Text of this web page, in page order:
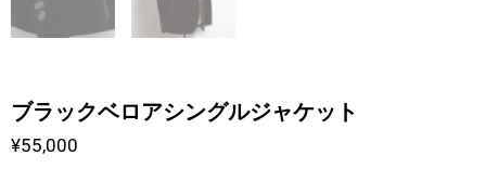
ブラックベロアシングルジャケット
¥55,000